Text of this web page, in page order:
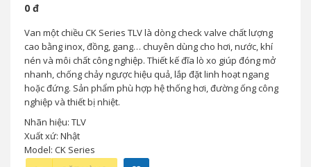
0 đ
Van một chiều CK Series TLV là dòng check valve chất lượng
cao bằng inox, đồng, gang… chuyên dùng cho hơi, nước, khí
nén và môi chất công nghiệp. Thiết kế đĩa lò xo giúp đóng mở
nhanh, chống chảy ngược hiệu quả, lắp đặt linh hoạt ngang
hoặc đứng. Sản phẩm phù hợp hệ thống hơi, đường ống công
nghiệp và thiết bị nhiệt.
Nhãn hiệu: TLV
Xuất xứ: Nhật
Model: CK Series